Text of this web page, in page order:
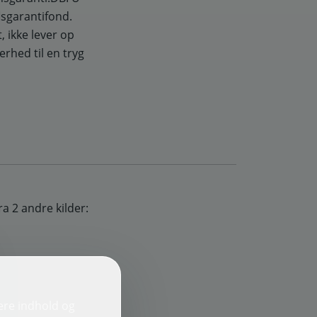
ikke lever op
til en tryg
2 andre kilder:
indhold og